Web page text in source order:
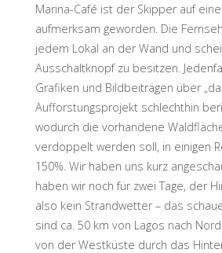
Marina-Café ist der Skipper auf
aufmerksam geworden. Die
jedem Lokal an der Wand und
Ausschaltknopf zu besitzen.
Grafiken und Bildbeiträgen über
Aufforstungsprojekt schlechthin
wodurch die vorhandene
verdoppelt werden soll, in einigen
150%. Wir haben uns kurz
haben wir noch für zwei Tage, der
also kein Strandwetter – das
sind ca. 50 km von Lagos nach
von der Westküste durch das